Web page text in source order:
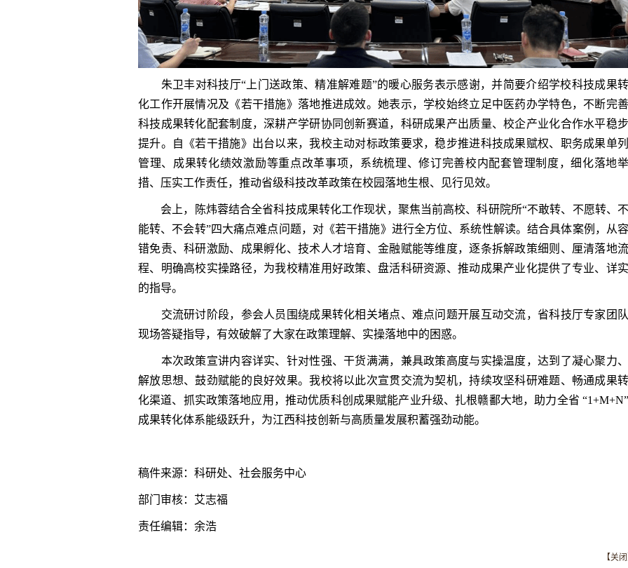
朱卫丰对科技厅“上门送政策、精准解难题”的暖心服务表示感谢，并简要介绍学校科技成果转
化工作开展情况及《若干措施》落地推进成效。她表示，学校始终立足中医药办学特色，不断完善
科技成果转化配套制度，深耕产学研协同创新赛道，科研成果产出质量、校企产业化合作水平稳步
提升。自《若干措施》出台以来，我校主动对标政策要求，稳步推进科技成果赋权、职务成果单列
管理、成果转化绩效激励等重点改革事项，系统梳理、修订完善校内配套管理制度，细化落地举
措、压实工作责任，推动省级科技改革政策在校园落地生根、见行见效。
会上，陈炜蓉结合全省科技成果转化工作现状，聚焦当前高校、科研院所“不敢转、不愿转、不
能转、不会转”四大痛点难点问题，对《若干措施》进行全方位、系统性解读。结合具体案例，从容
错免责、科研激励、成果孵化、技术人才培育、金融赋能等维度，逐条拆解政策细则、厘清落地流
程、明确高校实操路径，为我校精准用好政策、盘活科研资源、推动成果产业化提供了专业、详实
的指导。
交流研讨阶段，参会人员围绕成果转化相关堵点、难点问题开展互动交流，省科技厅专家团队
现场答疑指导，有效破解了大家在政策理解、实操落地中的困惑。
本次政策宣讲内容详实、针对性强、干货满满，兼具政策高度与实操温度，达到了凝心聚力、
解放思想、鼓劲赋能的良好效果。我校将以此次宣贯交流为契机，持续攻坚科研难题、畅通成果转
化渠道、抓实政策落地应用，推动优质科创成果赋能产业升级、扎根赣鄱大地，助力全省 “1+M+N”
成果转化体系能级跃升，为江西科技创新与高质量发展积蓄强劲动能。
稿件来源：科研处、社会服务中心
部门审核：艾志福
责任编辑：余浩
【关闭